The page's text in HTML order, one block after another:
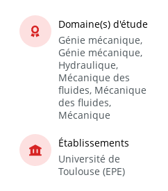
Domaine(s) d'étude
Génie mécanique,
Génie mécanique,
Hydraulique,
Mécanique des
fluides, Mécanique
des fluides,
Mécanique
Établissements
Université de
Toulouse (EPE)